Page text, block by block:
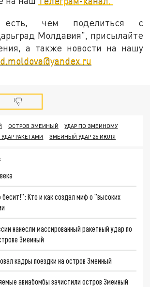
чем поделиться с
Молдавия", присылайте
а также новости на нашу
ОСТРОВ ЗМЕИНЫЙ
УДАР ПО ЗМЕИНОМУ
РАКЕТАМИ
ЗМЕИНЫЙ УДАР 26 ИЮЛЯ
Кто и как создал миф о "высоких
нанесли массированный ракетный удар по
Змеиный
кадры поездки на остров Змеиный
авиабомбы зачистили остров Змеиный